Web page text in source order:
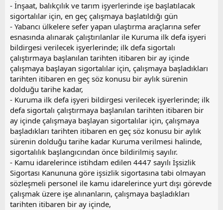
- İnşaat, balıkçılık ve tarım işyerlerinde işe başlatılacak
sigortalılar için, en geç çalışmaya başlatıldığı gün
- Yabancı ülkelere sefer yapan ulaştırma araçlarına sefer
esnasında alınarak çalıştırılanlar ile Kuruma ilk defa işyeri
bildirgesi verilecek işyerlerinde; ilk defa sigortalı
çalıştırmaya başlanılan tarihten itibaren bir ay içinde
çalışmaya başlayan sigortalılar için, çalışmaya başladıkları
tarihten itibaren en geç söz konusu bir aylık sürenin
dolduğu tarihe kadar,
- Kuruma ilk defa işyeri bildirgesi verilecek işyerlerinde; ilk
defa sigortalı çalıştırmaya başlanılan tarihten itibaren bir
ay içinde çalışmaya başlayan sigortalılar için, çalışmaya
başladıkları tarihten itibaren en geç söz konusu bir aylık
sürenin dolduğu tarihe kadar Kuruma verilmesi halinde,
sigortalılık başlangıcından önce bildirilmiş sayılır.
- Kamu idarelerince istihdam edilen 4447 sayılı İşsizlik
Sigortası Kanununa göre işsizlik sigortasına tabi olmayan
sözleşmeli personel ile kamu idarelerince yurt dışı görevde
çalışmak üzere işe alınanların, çalışmaya başladıkları
tarihten itibaren bir ay içinde,